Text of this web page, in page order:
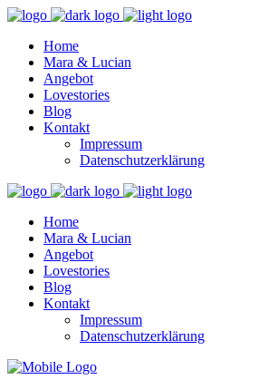
Home
Mara & Lucian
Angebot
Lovestories
Blog
Kontakt
Impressum
Datenschutzerklärung
Home
Mara & Lucian
Angebot
Lovestories
Blog
Kontakt
Impressum
Datenschutzerklärung